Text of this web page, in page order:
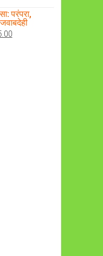
is:
₹139.00.
परंपरा,
Current